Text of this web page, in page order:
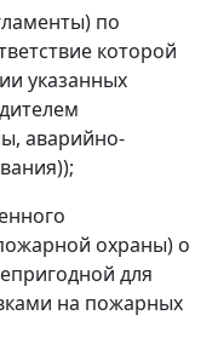
по
которой
указанных
аварийно-
охраны) о
для
на пожарных